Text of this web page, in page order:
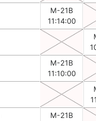
M-21B
11:14:00
M-21B
11:10:00
M-21B